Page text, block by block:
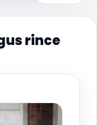
rince